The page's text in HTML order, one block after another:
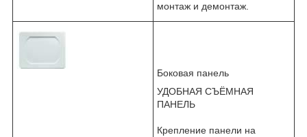
монтаж и демонтаж.
Боковая панель
УДОБНАЯ СЪЁМНАЯ
ПАНЕЛЬ
Крепление панели на